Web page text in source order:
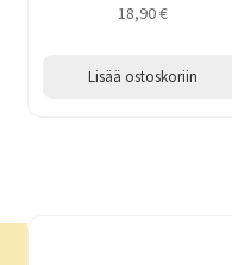
18,90€
Lisää ostoskoriin